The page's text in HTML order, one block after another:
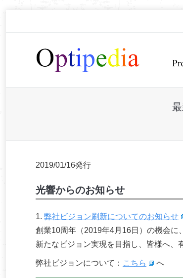
2019/01/16発行
光響からのお知らせ
1. 弊社ビジョン刷新についてのお知らせ
創業10周年（2019年4月16日）の機会に
新たなビジョン実現を目指し、皆様へ、
弊社ビジョンについて： こちら へ